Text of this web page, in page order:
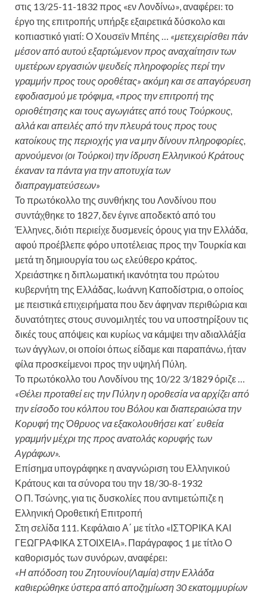
στις 13/25-11-1832 προς «εν Λονδίνω», αναφέρει: το
έργο της επιτροπής υπήρξε εξαιρετικά δύσκολο και
κοπιαστικό γιατί: Ο Χουσεϊν Μπέης … «μετεχειρίσθει πάν
μέσον από αυτού εξαρτώμενον προς αναχαίτησιν των
υμετέρων εργασιών ψευδείς πληροφορίες περί την
γραμμήν προς τους οροθέτας» ακόμη και σε απαγόρευση
εφοδιασμού με τρόφιμα, «προς την επιτροπή της
οριοθέτησης και τους αγωγιάτες από τους Τούρκους,
αλλά και απειλές από την πλευρά τους προς τους
κατοίκους της περιοχής για να μην δίνουν πληροφορίες,
αρνούμενοι (οι Τούρκοι) την ίδρυση Ελληνικού Κράτους
έκαναν τα πάντα για την αποτυχία των
διαπραγματεύσεων»
Το πρωτόκολλο της συνθήκης του Λονδίνου που
συντάχθηκε το 1827, δεν έγινε αποδεκτό από του
Έλληνες, διότι περιείχε δυσμενείς όρους για την Ελλάδα,
αφού προέβλεπε φόρο υποτέλειας προς την Τουρκία και
μετά τη δημιουργία του ως ελεύθερο κράτος.
Χρειάστηκε η διπλωματική ικανότητα του πρώτου
κυβερνήτη της Ελλάδας, Ιωάννη Καποδίστρια, ο οποίος
με πειστικά επιχειρήματα που δεν άφηναν περιθώρια και
δυνατότητες στους συνομιλητές του να υποστηρίξουν τις
δικές τους απόψεις και κυρίως να κάμψει την αδιαλλάξία
των άγγλων, οι οποίοι όπως είδαμε και παραπάνω, ήταν
φίλα προσκείμενοι προς την υψηλή Πύλη.
Το πρωτόκολλο του Λονδίνου της 10/22 3/1829 όριζε …
«Θέλει προταθεί εις την Πύλην η οροθεσία να αρχίζει από
την είσοδο του κόλπου του Βόλου και διαπεραιώσα την
Κορυφή της Όθρυος να εξακολουθήσει κατ΄ ευθεία
γραμμήν μέχρι της προς ανατολάς κορυφής των
Αγράφων».
Επίσημα υπογράφηκε η αναγνώριση του Ελληνικού
Κράτους και τα σύνορα του την 18/30-8-1932
Ο Π. Τσώνης, για τις δυσκολίες που αντιμετώπιζε η
Ελληνική Οροθετική Επιτροπή
Στη σελίδα 111. Κεφάλαιο Α΄ με τίτλο «ΙΣΤΟΡΙΚΑ ΚΑΙ
ΓΕΩΓΡΑΦΙΚΑ ΣΤΟΙΧΕΙΑ». Παράγραφος 1 με τίτλο Ο
καθορισμός των συνόρων, αναφέρει:
«Η απόδοση του Ζητουνίου(Λαμία) στην Ελλάδα
καθιερώθηκε ύστερα από αποζημίωση 30 εκατομμυρίων